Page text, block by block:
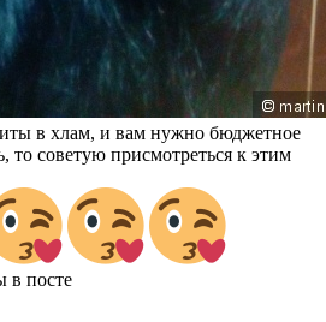
в хлам, и вам нужно бюджетное
то советую присмотреться к этим
в посте